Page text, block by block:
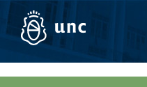
Pasar
contenido